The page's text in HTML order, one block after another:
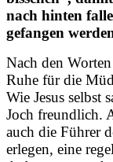
nach hinten
gefangen
Nach den
Ruhe für die
Wie Jesus selbst
Joch freundlich.
auch die Führer
erlegen, eine